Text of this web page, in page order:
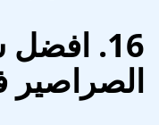
16.
الصراصير